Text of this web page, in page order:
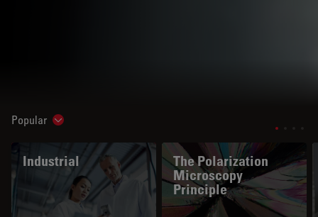
Popular Show subnavigation
Industrial
The Polarization
Microscopy
Principle